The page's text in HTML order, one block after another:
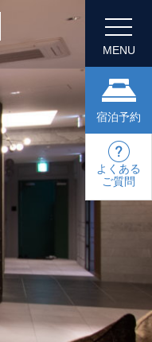
宿泊予約
MENU
よくある
ご質問